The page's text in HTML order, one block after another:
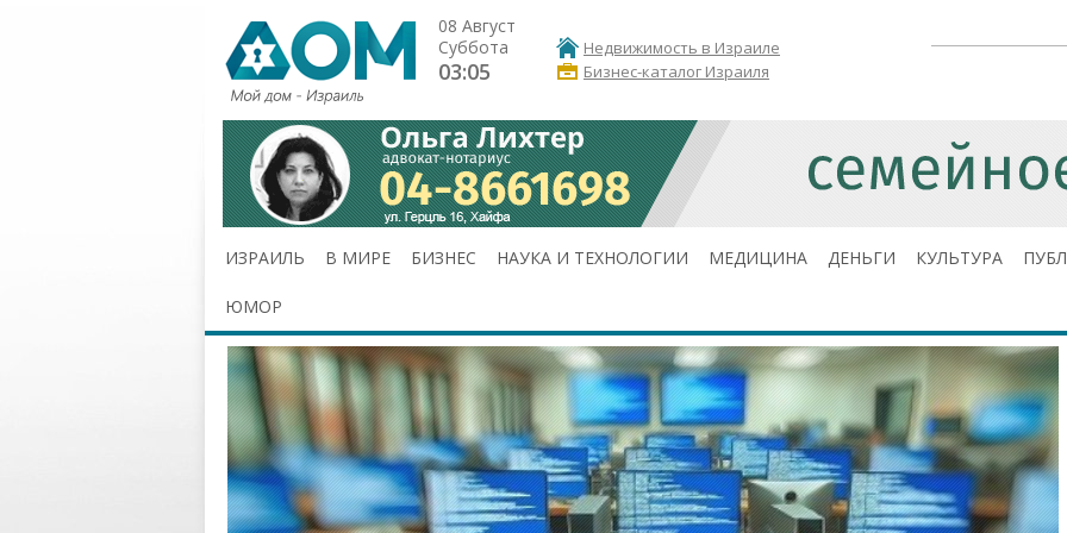
08 Август
Суббота
03:05
Недвижимость в Израиле
Бизнес-каталог Израиля
ИЗРАИЛЬ В МИРЕ БИЗНЕС НАУКА И ТЕХНОЛОГИИ МЕДИЦИНА ДЕНЬГИ КУЛЬТУРА
ЮМОР